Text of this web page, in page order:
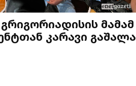
მამამ
კარავი გაშალა